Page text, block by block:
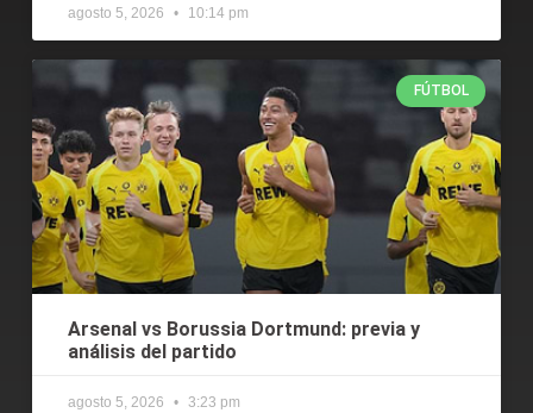
agosto 5, 2026 10:14 pm
FÚTBOL
Arsenal vs Borussia Dortmund: previa y
análisis del partido
agosto 5, 2026 3:23 pm